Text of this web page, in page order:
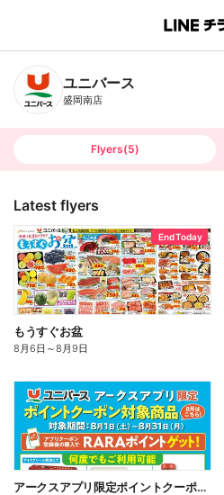
B
n
T
ユニバース
盛岡南店
Flyers(5)
Latest flyers
End Today
もうすぐお盆
8月6日 ～8月9日
アークスアプリ限定ポイントクーポン対象商品